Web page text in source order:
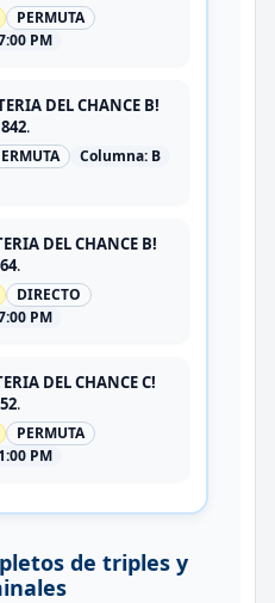
PERMUTA
PM
DEL CHANCE B!
842.
Columna: B
DEL CHANCE B!
64.
DIRECTO
PM
DEL CHANCE C!
52.
PERMUTA
1:00 PM
de triples y